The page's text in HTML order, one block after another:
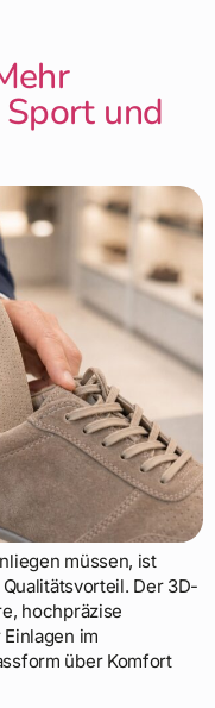
und
müssen, ist
Der 3D-
hochpräzise
im
über Komfort